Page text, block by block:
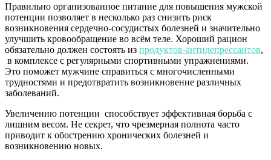
Правильно организованное питание для повышения мужской
потенции позволяет в несколько раз снизить риск
возникновения сердечно-сосудистых болезней и значительно
улучшить кровообращение во всём теле. Хороший рацион
обязательно должен состоять из продуктов-антидепрессантов,
в комплексе с регулярными спортивными упражнениями.
Это поможет мужчине справиться с многочисленными
трудностями и предотвратить возникновение различных
заболеваний.
Увеличению потенции способствует эффективная борьба с
лишним весом. Не секрет, что чрезмерная полнота часто
приводит к обострению хронических болезней и
возникновению новых.